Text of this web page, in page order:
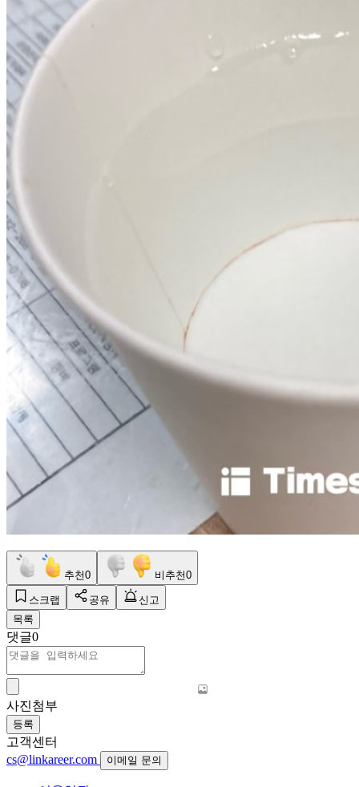
추천0 비추천0
스크랩 공유
신고
목록
댓글0
사진첨부
등록
고객센터
cs@linkareer.com
이메일 문의